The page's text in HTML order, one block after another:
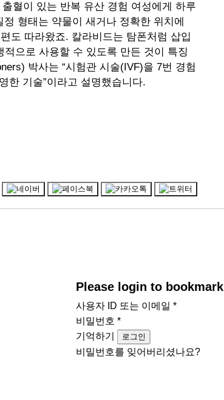
혈이 있는 반복 유산 경험 여성에게 하루
형태는 약물이 새거나 정확한 위치에
도 따라왔죠. 칼라비드는 탐폰처럼 삽입
으로 사용할 수 있도록 만든 것이 특징
박사는 “시험관 시술(IVF)을 7번 경험
한 기술”이라고 설명했습니다.
Please login to bookmark
사용자 ID 또는 이메일 *
비밀번호 *
기억하기
로그인
비밀번호를 잊어버리셨나요?